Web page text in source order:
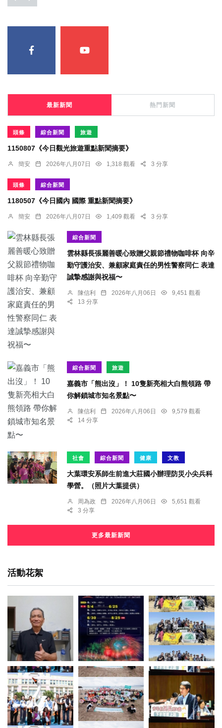
最新新聞 熱門新聞
頭條 綜合新聞 旅遊
1150807《今日觀光旅遊重點新聞摘要》
簡安 2026年八月07日 1,318 觀看 3 分享
頭條 綜合新聞
1180507《今日國內 國際 重點新聞摘要》
簡安 2026年八月07日 1,409 觀看 3 分享
綜合新聞
雲林縣長張麗善暖心致贈父親節禮物咖啡杯 向辛
勤守護治安、兼顧家庭責任的男性警察同仁 表達
誠摯感謝與祝福〜
陳信利 2026年八月06日
9,451 觀看
13 分享
綜合新聞 旅遊
嘉義市「熊出沒」！ 10隻新亮相大白熊領路 帶
你解鎖城市知名景點〜
陳信利 2026年八月06日
9,579 觀看
14 分享
社會 綜合新聞 健康 文教
大葉環安系師生前進大莊國小辦理防災小尖兵科
學營。（照片大葉提供）
周為政 2026年八月06日
5,651 觀看
3 分享
更多最新新聞
活動花絮